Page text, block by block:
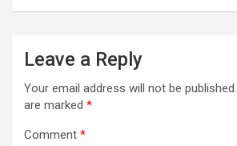
Leave a Reply
Your email address will not be published.
are marked *
Comment *